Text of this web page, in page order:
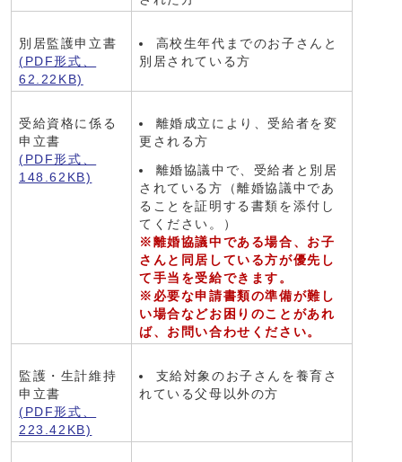
別居監護申立書
(PDF形式、
62.22KB)
高校生年代までのお子さんと
別居されている方
受給資格に係る
申立書
(PDF形式、
148.62KB)
離婚成立により、受給者を変
更される方
離婚協議中で、受給者と別居
されている方（離婚協議中であ
ることを証明する書類を添付し
てください。）
※離婚協議中である場合、お子
さんと同居している方が優先し
て手当を受給できます。
※必要な申請書類の準備が難し
い場合などお困りのことがあれ
ば、お問い合わせください。
監護・生計維持
申立書
(PDF形式、
223.42KB)
支給対象のお子さんを養育さ
れている父母以外の方